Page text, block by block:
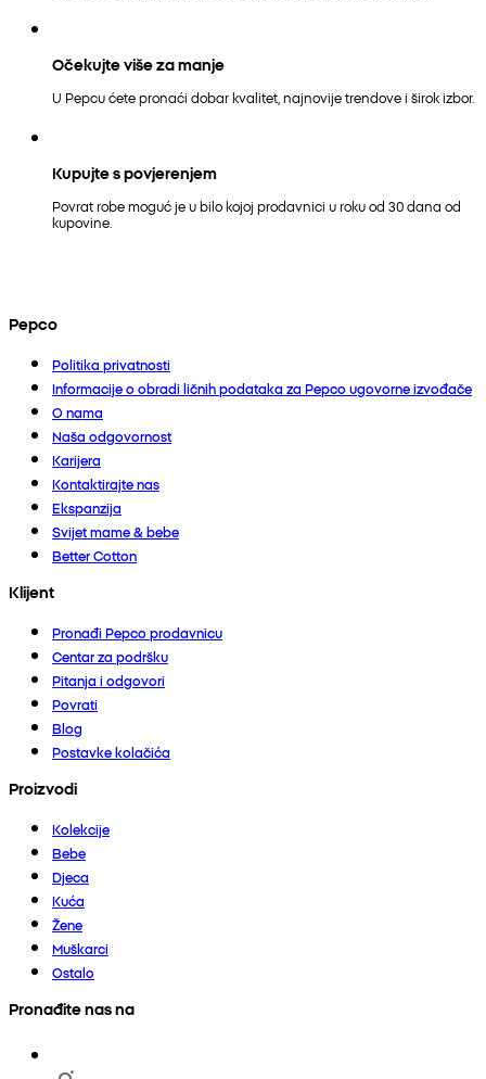
Očekujte više za manje
U Pepcu ćete pronaći dobar kvalitet, najnovije trendove i širok izbor.
Kupujte s povjerenjem
Povrat robe moguć je u bilo kojoj prodavnici u roku od 30 dana od
kupovine.
Pepco
Politika privatnosti
Informacije o obradi ličnih podataka za Pepco ugovorne izvođače
O nama
Naša odgovornost
Karijera
Kontaktirajte nas
Ekspanzija
Svijet mame & bebe
Better Cotton
Klijent
Pronađi Pepco prodavnicu
Centar za podršku
Pitanja i odgovori
Povrati
Blog
Postavke kolačića
Proizvodi
Kolekcije
Bebe
Djeca
Kuća
Žene
Muškarci
Ostalo
Pronađite nas na